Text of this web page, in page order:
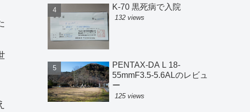
K-70 黒死病で入院
132 views
PENTAX-DA L 18-
55mmF3.5-5.6ALのレビュ
ー
125 views